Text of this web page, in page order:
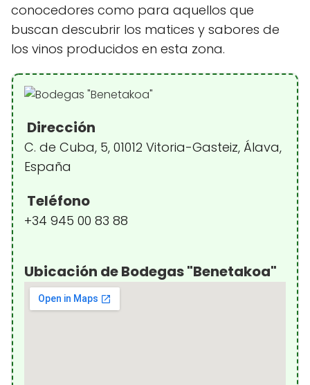
conocedores como para aquellos que
buscan descubrir los matices y sabores de
los vinos producidos en esta zona.
Dirección
C. de Cuba, 5, 01012 Vitoria-Gasteiz, Álava,
España
Teléfono
+34 945 00 83 88
Ubicación de Bodegas "Benetakoa"